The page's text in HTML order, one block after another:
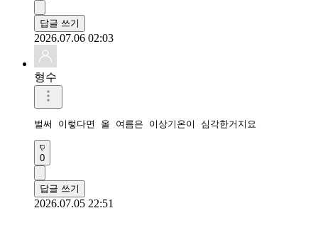
답글 쓰기
2026.07.06 02:03
형수
벌써 이렇다면 올 여름은 이상기온이 심각한거지요
0
답글 쓰기
2026.07.05 22:51